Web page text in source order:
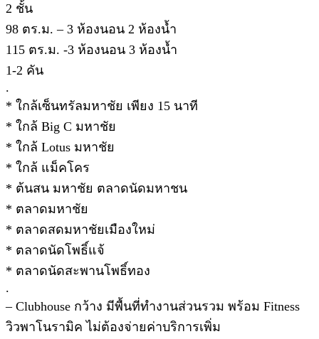
2 ชั้น
98 ตร.ม. – 3 ห้องนอน 2 ห้องน้ำ
115 ตร.ม. -3 ห้องนอน 3 ห้องน้ำ
1-2 คัน
.
* ใกล้เซ็นทรัลมหาชัย เพียง 15 นาที
* ใกล้ Big C มหาชัย
* ใกล้ Lotus มหาชัย
* ใกล้ แม็คโคร
* ต้นสน มหาชัย ตลาดนัดมหาชน
* ตลาดมหาชัย
* ตลาดสดมหาชัยเมืองใหม่
* ตลาดนัดโพธิ์แจ้
* ตลาดนัดสะพานโพธิ์ทอง
.
– Clubhouse กว้าง มีพื้นที่ทำงานส่วนรวม พร้อม Fitness
วิวพาโนรามิค ไม่ต้องจ่ายค่าบริการเพิ่ม